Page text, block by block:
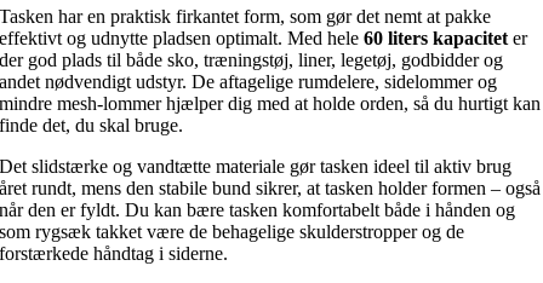
Tasken har en praktisk firkantet form, som gør det nemt at pakke
effektivt og udnytte pladsen optimalt. Med hele60 liters kapacitet er
der god plads til både sko, træningstøj, liner, legetøj, godbidder og
andet nødvendigt udstyr. De aftagelige rumdelere, sidelommer og
mindre mesh-lommer hjælper dig med at holde orden, så du hurtigt kan
finde det, du skal bruge.
Det slidstærke og vandtætte materiale gør tasken ideel til aktiv brug
året rundt, mens den stabile bund sikrer, at tasken holder formen – også
når den er fyldt. Du kan bære tasken komfortabelt både i hånden og
som rygsæk takket være de behagelige skulderstropper og de
forstærkede håndtag i siderne.